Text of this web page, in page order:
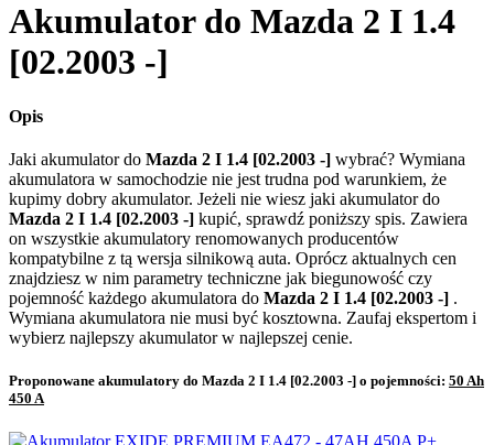
Akumulator do Mazda 2 I 1.4
[02.2003 -]
Opis
Jaki akumulator do Mazda 2 I 1.4 [02.2003 -] wybrać? Wymiana
akumulatora w samochodzie nie jest trudna pod warunkiem, że
kupimy dobry akumulator. Jeżeli nie wiesz jaki akumulator do
Mazda 2 I 1.4 [02.2003 -] kupić, sprawdź poniższy spis. Zawiera
on wszystkie akumulatory renomowanych producentów
kompatybilne z tą wersja silnikową auta. Oprócz aktualnych cen
znajdziesz w nim parametry techniczne jak biegunowość czy
pojemność każdego akumulatora do Mazda 2 I 1.4 [02.2003 -] .
Wymiana akumulatora nie musi być kosztowna. Zaufaj ekspertom i
wybierz najlepszy akumulator w najlepszej cenie.
Proponowane akumulatory do Mazda 2 I 1.4 [02.2003 -] o pojemności: 50 Ah
450 A